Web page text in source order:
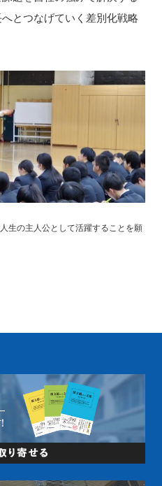
とつなげていく差別化戦略
生の主人公として活躍することを願